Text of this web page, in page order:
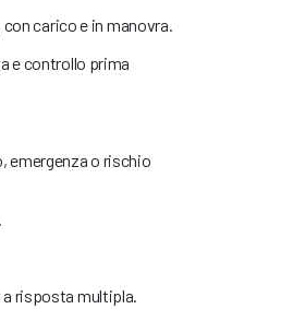
carico e in manovra.
e controllo prima
o rischio
risposta multipla.